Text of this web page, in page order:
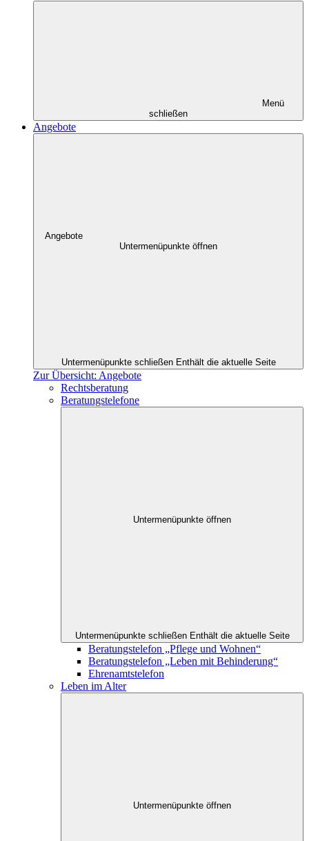
Menü
schließen
Angebote
Angebote
Untermenüpunkte öffnen
Untermenüpunkte schließen Enthält die aktuelle Seite
Zur Übersicht: Angebote
Rechtsberatung
Beratungstelefone
Untermenüpunkte öffnen
Untermenüpunkte schließen Enthält die aktuelle Seite
Beratungstelefon „Pflege und Wohnen“
Beratungstelefon „Leben mit Behinderung“
Ehrenamtstelefon
Leben im Alter
Untermenüpunkte öffnen